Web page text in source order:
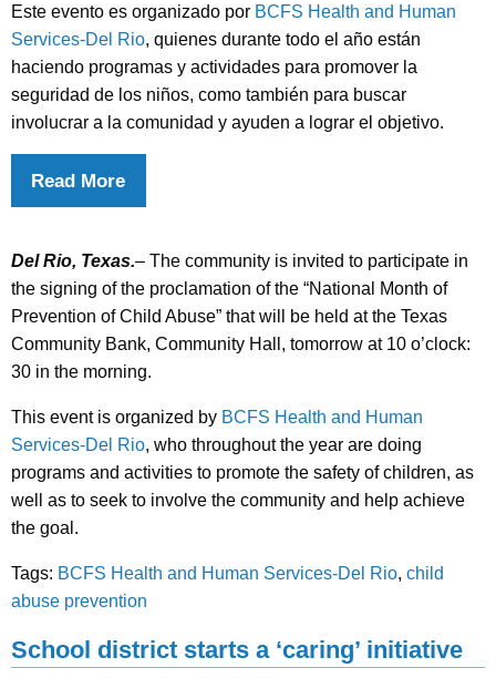
Este evento es organizado por BCFS Health and Human
Services-Del Rio, quienes durante todo el año están
haciendo programas y actividades para promover la
seguridad de los niños, como también para buscar
involucrar a la comunidad y ayuden a lograr el objetivo.
Read More
Del Rio, Texas.– The community is invited to participate in
the signing of the proclamation of the “National Month of
Prevention of Child Abuse” that will be held at the Texas
Community Bank, Community Hall, tomorrow at 10 o’clock:
30 in the morning.
This event is organized by BCFS Health and Human
Services-Del Rio, who throughout the year are doing
programs and activities to promote the safety of children, as
well as to seek to involve the community and help achieve
the goal.
Tags: BCFS Health and Human Services-Del Rio, child
abuse prevention
School district starts a ‘caring’ initiative